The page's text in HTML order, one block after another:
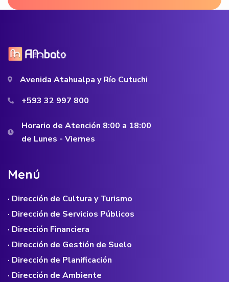
Avenida Atahualpa y Río Cutuchi
+593 32 997 800
Horario de Atención 8:00 a 18:00
de Lunes - Viernes
Menú
· Dirección de Cultura y Turismo
· Dirección de Servicios Públicos
· Dirección Financiera
· Dirección de Gestión de Suelo
· Dirección de Planificación
· Dirección de Ambiente